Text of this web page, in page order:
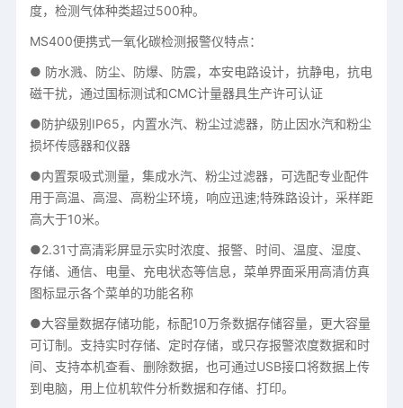
度，检测气体种类超过500种。
MS400便携式一氧化碳检测报警仪特点：
● 防水溅、防尘、防爆、防震，本安电路设计，抗静电，抗电
磁干扰，通过国标测试和CMC计量器具生产许可认证
●防护级别IP65，内置水汽、粉尘过滤器，防止因水汽和粉尘
损坏传感器和仪器
●内置泵吸式测量，集成水汽、粉尘过滤器，可选配专业配件
用于高温、高湿、高粉尘环境，响应迅速;特殊路设计，采样距
高大于10米。
●2.31寸高清彩屏显示实时浓度、报警、时间、温度、湿度、
存储、通信、电量、充电状态等信息，菜单界面采用高清仿真
图标显示各个菜单的功能名称
●大容量数据存储功能，标配10万条数据存储容量，更大容量
可订制。支持实时存储、定时存储，或只存报警浓度数据和时
间、支持本机查看、删除数据，也可通过USB接口将数据上传
到电脑，用上位机软件分析数据和存储、打印。